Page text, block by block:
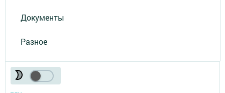
Документы
Разное